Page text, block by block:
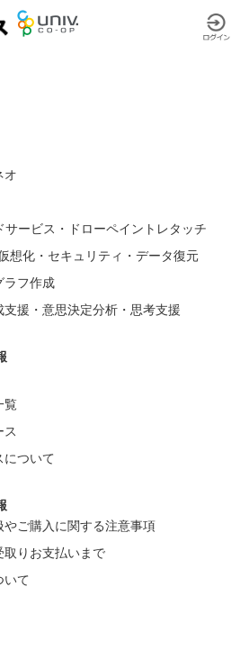
オ
サービス・ドローペイントレタッチ
想化・セキュリティ・データ復元
ラフ作成
援・意思決定分析・思考支援
覧
ス
について
やご購入に関する注意事項
取りお支払いまで
いて